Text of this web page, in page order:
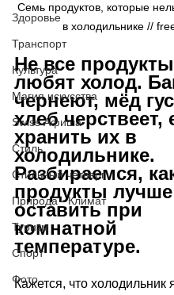
Здоровье
Транспорт
Культура
Магия искусства
Swiss Афиша
Стиль
Стильный четверг
Природа - Климат
Туризм
Спорт
Фото
Семь продуктов, которые
в холодильнике //
Не все продукты
любят холод.
чернеют, мёд
хлеб черствеет,
хранить их в
холодильнике.
Разбираемся,
продукты лучше
оставить при
комнатной
температуре.
Кажется, что холодильник